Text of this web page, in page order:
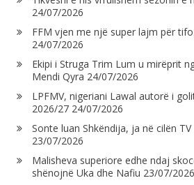
24/07/2026
FFM vjen me një super lajm për
24/07/2026
Ekipi i Struga Trim Lum u mirëprit
Mendi Qyra 24/07/2026
LPFMV, nigeriani Lawal autorë i
2026/27 24/07/2026
Sonte luan Shkëndija, ja në cilën
23/07/2026
Malisheva superiore edhe ndaj
shënojnë Uka dhe Nafiu 23/07/2026